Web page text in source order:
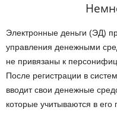
Электронные деньги (ЭД)
управления денежными
не привязаны к
После регистрации в
вводит свои денежные
которые учитываются в